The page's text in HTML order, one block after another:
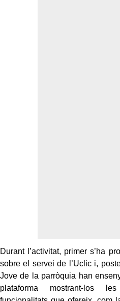
Durant l’activitat, primer s’ha
sobre el servei de l’Uclic i,
Jove de la parròquia han
plataforma mostrant-los